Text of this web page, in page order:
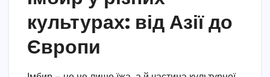
культурах: від Азії до
Європи